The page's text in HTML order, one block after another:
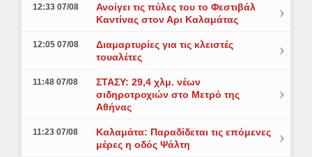
12:33 07/08
Ανοίγει τις πύλες του το Φεστιβάλ
Καντίνας στον Αρι Καλαμάτας
12:05 07/08
Διαμαρτυρίες για τις κλειστές
τουαλέτες
11:48 07/08
ΣΤΑΣΥ: 29,4 χλμ. νέων
σιδηροτροχιών στο Μετρό της
Αθήνας
11:23 07/08
Καλαμάτα: Παραδίδεται τις επόμενες
μέρες η οδός Ψάλτη